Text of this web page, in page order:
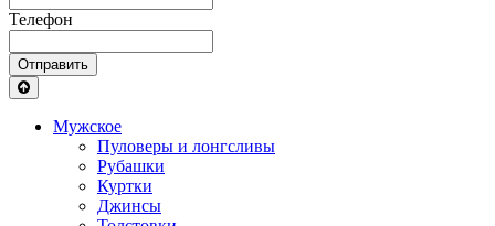
Телефон
Отправить
Мужское
Пуловеры и лонгсливы
Рубашки
Куртки
Джинсы